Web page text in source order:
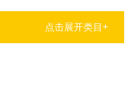
点击展开类目+